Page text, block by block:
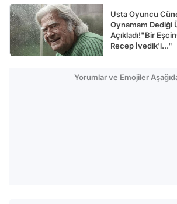
Usta Oyuncu
Oynamam Dediği
Açıkladı!"Bir
Recep İvedik'i..."
Yorumlar ve Emojiler